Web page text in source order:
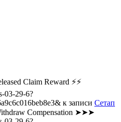
Claim Reward ⚡⚡
03-29-6?
к записи Сетап
Compensation ➤➤➤